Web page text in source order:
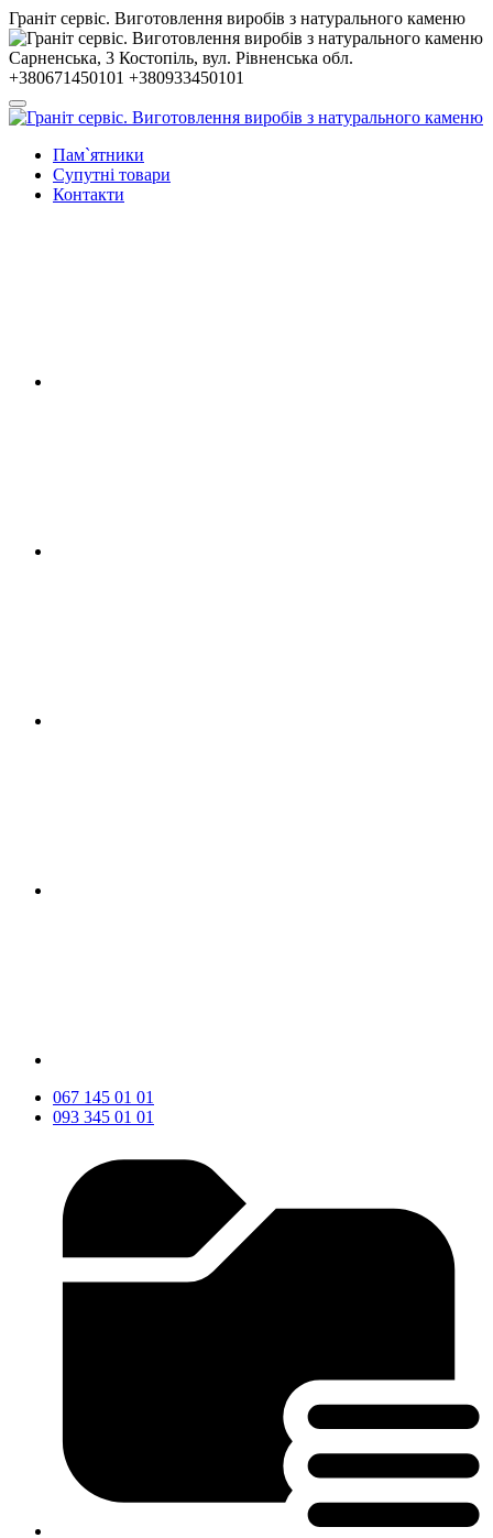
Гранiт сервiс. Виготовлення виробів з натурального каменю
Сарненська, 3 Костопiль, вул. Рiвненська обл.
+380671450101 +380933450101
Пам`ятники
Супутні товари
Контакти
067 145 01 01
093 345 01 01